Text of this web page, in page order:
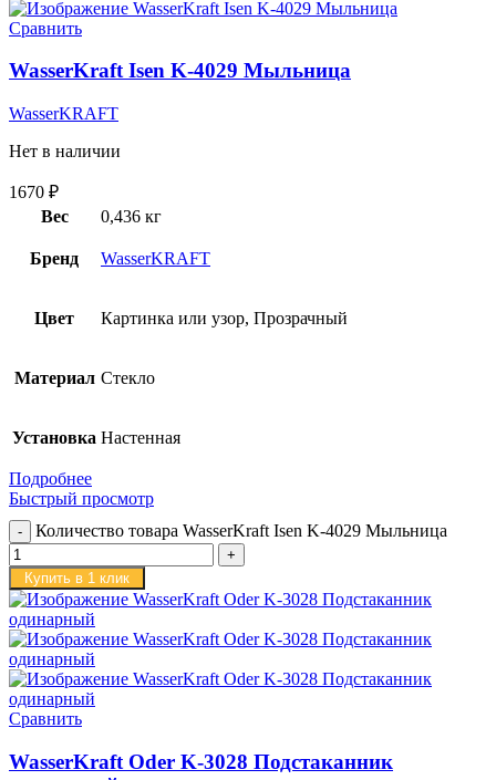
Сравнить
WasserKraft Isen K-4029 Мыльница
WasserKRAFT
Нет в наличии
1670 ₽
Вес
0,436 кг
Бренд WasserKRAFT
Цвет Картинка или узор, Прозрачный
Материал Стекло
Установка Настенная
Подробнее
Быстрый просмотр
Количество товара WasserKraft Isen K-4029 Мыльница
Купить в 1 клик
Сравнить
WasserKraft Oder K-3028 Подстаканник